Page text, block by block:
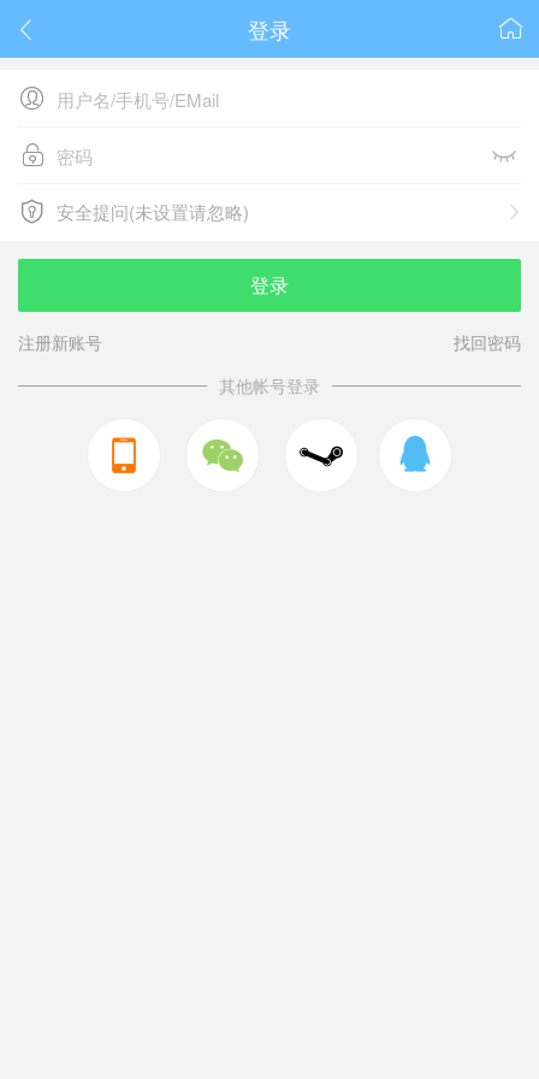
 
登录

 
 
安全提问(未设置请忽略)
安全提问(未设置请忽略)
登录
注册新账号
找回密码
其他帐号登录
  